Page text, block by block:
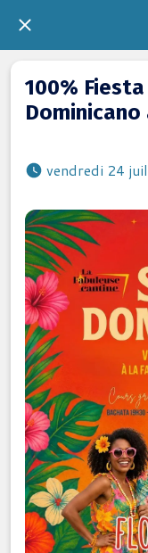
100%
Dominicano
vendredi 24